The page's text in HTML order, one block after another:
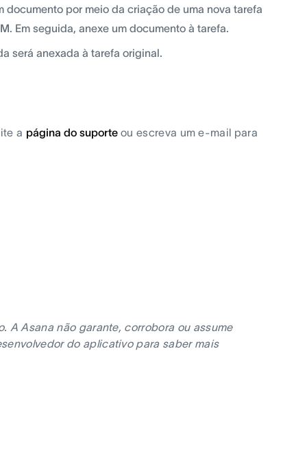
por meio da criação de uma nova tarefa
. Em seguida, anexe um documento à tarefa.
será anexada à tarefa original.
a página do suporteou escreva um e-mail para
A Asana não garante, corrobora ou assume
do aplicativo para saber mais